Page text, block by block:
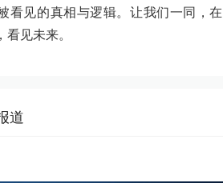
看见的真相与逻辑。让我们一同，
见未来。
道